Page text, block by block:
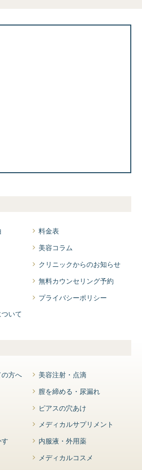
いて
料金表
美容コラム
クリニックからのお知らせ
無料カウンセリング予約
プライバシーポリシー
方へ
美容注射・点滴
膣を締める・尿漏れ
ピアスの穴あけ
メディカルサプリメント
内服液・外用薬
メディカルコスメ